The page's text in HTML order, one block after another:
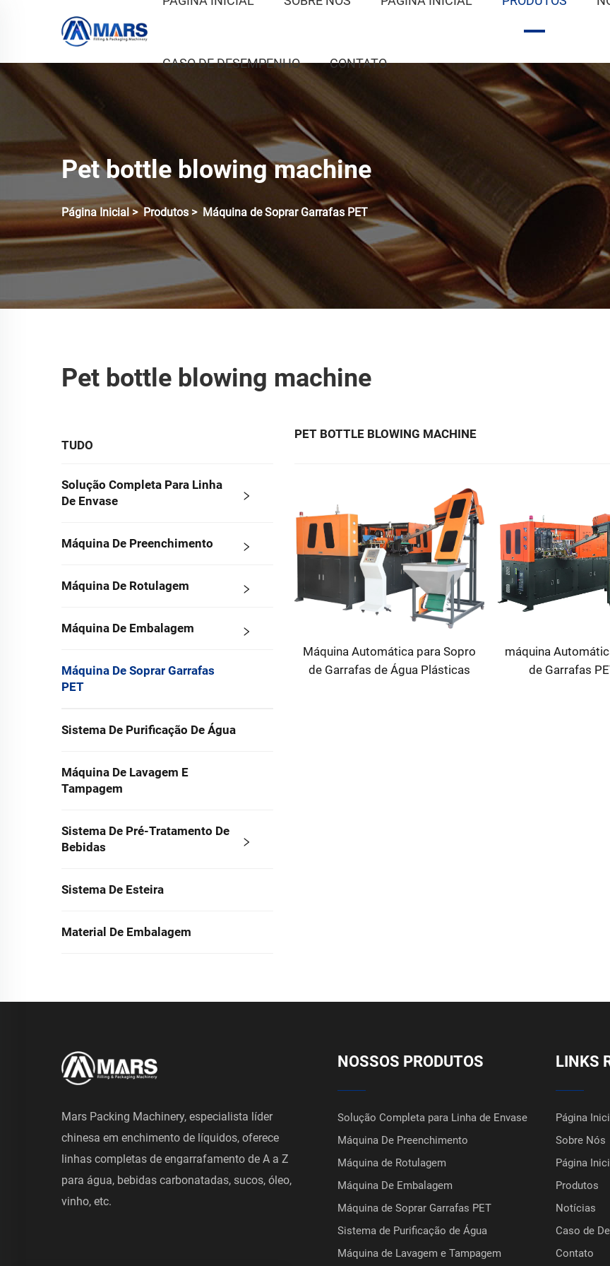
CASO DE DESEMPENHO CONTATO
Pet bottle blowing machine
Página Inicial>Produtos >Máquina de Soprar Garrafas PET
Pet bottle blowing machine
TUDO
Solução Completa Para Linha
De Envase
Máquina De Preenchimento
Máquina De Rotulagem
Máquina De Embalagem
Máquina De Soprar Garrafas
PET
Sistema De Purificação De Água
Máquina De Lavagem E
Tampagem
Sistema De Pré-Tratamento De
Bebidas
Sistema De Esteira
Material De Embalagem
PET BOTTLE BLOWING MACHINE
Máquina Automática para Sopro
de Garrafas de Água Plásticas
máquina
de Garrafas
Mars Packing Machinery, especialista líder
chinesa em enchimento de líquidos, oferece
linhas completas de engarrafamento de A a Z
para água, bebidas carbonatadas, sucos, óleo,
vinho, etc.
NOSSOS PRODUTOS
Solução Completa para Linha de Envase
Máquina De Preenchimento
Máquina de Rotulagem
Máquina De Embalagem
Máquina de Soprar Garrafas PET
Sistema de Purificação de Água
Máquina de Lavagem e Tampagem
LINKS
Página
Sobre Nós
Página
Produtos
Notícias
Caso de
Contato